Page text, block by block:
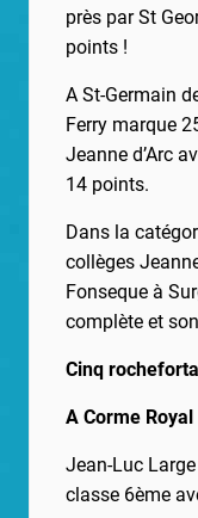
près par St
points !
A St-Germain
Ferry marque
Jeanne d’Arc
14 points.
Dans la
collèges
Fonseque à
complète et
Cinq
A Corme Royal
Jean-Luc
classe 6ème